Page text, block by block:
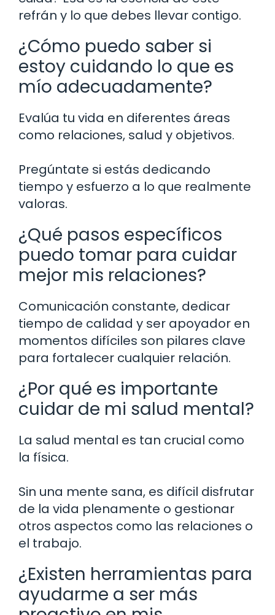
refrán y lo que debes llevar contigo.
¿Cómo puedo saber si
estoy cuidando lo que es
mío adecuadamente?
Evalúa tu vida en diferentes áreas
como relaciones, salud y objetivos.
Pregúntate si estás dedicando
tiempo y esfuerzo a lo que realmente
valoras.
¿Qué pasos específicos
puedo tomar para cuidar
mejor mis relaciones?
Comunicación constante, dedicar
tiempo de calidad y ser apoyador en
momentos difíciles son pilares clave
para fortalecer cualquier relación.
¿Por qué es importante
cuidar de mi salud mental?
La salud mental es tan crucial como
la física.
Sin una mente sana, es difícil disfrutar
de la vida plenamente o gestionar
otros aspectos como las relaciones o
el trabajo.
¿Existen herramientas para
ayudarme a ser más